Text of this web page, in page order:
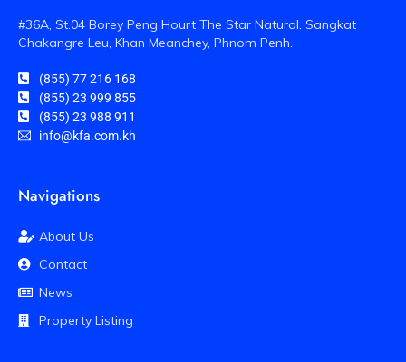
#36A, St.04 Borey Peng Hourt The Star Natural. Sangkat
Chakangre Leu, Khan Meanchey, Phnom Penh.
(855) 77 216 168
(855) 23 999 855
(855) 23 988 911
info@kfa.com.kh
Navigations
About Us
Contact
News
Property Listing